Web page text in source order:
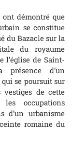
ont démontré que
se constitue
du Bazacle sur la
du royaume
l’église de Saint-
présence d’un
se poursuit sur
de cette
occupations
d’un urbanisme
romaine du